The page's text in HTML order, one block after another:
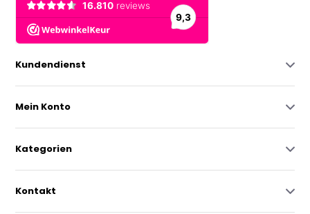
Kundendienst
Mein Konto
Kategorien
Kontakt